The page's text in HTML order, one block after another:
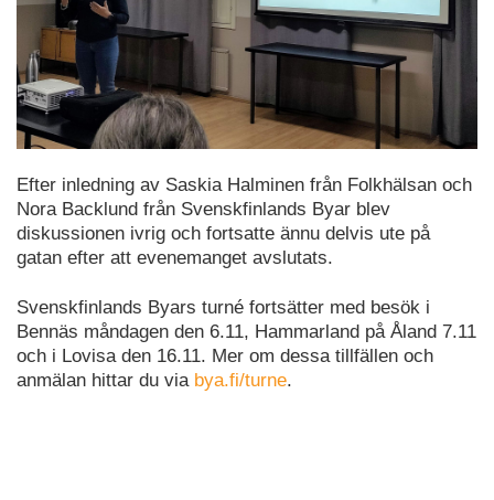
Efter inledning av Saskia Halminen från Folkhälsan och
Nora Backlund från Svenskfinlands Byar blev
diskussionen ivrig och fortsatte ännu delvis ute på
gatan efter att evenemanget avslutats.
Svenskfinlands Byars turné fortsätter med besök i
Bennäs måndagen den 6.11, Hammarland på Åland 7.11
och i Lovisa den 16.11. Mer om dessa tillfällen och
anmälan hittar du via bya.fi/turne.